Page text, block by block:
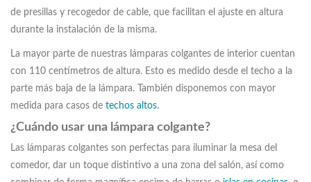
de presillas y recogedor de cable, que facilitan el ajuste en altura
durante la instalación de la misma.
La mayor parte de nuestras lámparas colgantes de interior cuentan
con 110 centímetros de altura. Esto es medido desde el techo a la
parte más baja de la lámpara. También disponemos con mayor
medida para casos de techos altos.
¿Cuándo usar una lámpara colgante?
Las lámparas colgantes son perfectas para iluminar la mesa del
comedor, dar un toque distintivo a una zona del salón, así como